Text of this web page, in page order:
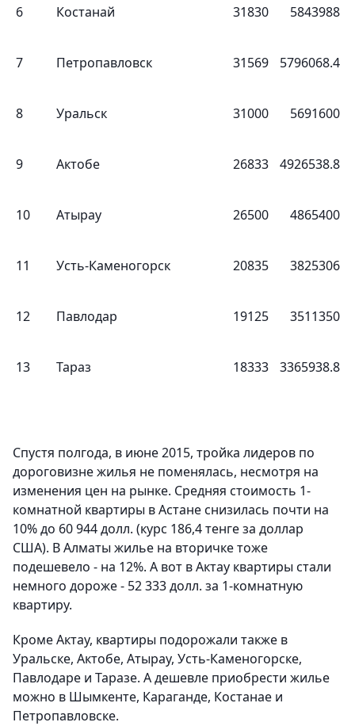
6 Костанай 31830 5843988
7 Петропавловск 31569 5796068.4
8 Уральск 31000 5691600
9 Актобе 26833 4926538.8
10 Атырау 26500 4865400
11 Усть-Каменогорск 20835 3825306
12 Павлодар 19125 3511350
13 Тараз 18333 3365938.8
Спустя полгода, в июне 2015, тройка лидеров по
дороговизне жилья не поменялась, несмотря на
изменения цен на рынке. Средняя стоимость 1-
комнатной квартиры в Астане снизилась почти на
10% до 60 944 долл. (курс 186,4 тенге за доллар
США). В Алматы жилье на вторичке тоже
подешевело - на 12%. А вот в Актау квартиры стали
немного дороже - 52 333 долл. за 1-комнатную
квартиру.
Кроме Актау, квартиры подорожали также в
Уральске, Актобе, Атырау, Усть-Каменогорске,
Павлодаре и Таразе. А дешевле приобрести жилье
можно в Шымкенте, Караганде, Костанае и
Петропавловске.